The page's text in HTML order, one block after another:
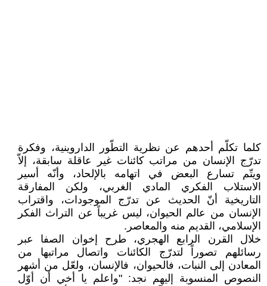
كلما تكلّم أحدهم عن نظرية التطّور الداروينية، وفكرة
تدرّج الإنسان من مراتب كائنات غير عاقلة سابقة، إلاّ
ويتّم تسارع البعض في اتهامه بالإلحاد، وأنّه أسير
الاستلاب الفكري المادي الغربي، ولكن المفارقة
التاريخية أنّ الحديث عن تدرّج الموجودات، واقتراب
الإنسان من عالم الحيوان، ليس غريباً عن التراث الفكر
الإسلامي، القديم منه والمعاصر.
خلال القرن الرابع الهجري، طرح إخوان الصفا عبر
رسائلهم تصوراً لتدرّج الكائنات واتصال مراتبها من
المعادن إلى النبات، فالحيوان، فالإنسان، ولعّل من أشهر
النصوص المنسوبة إليهم نجد: "واعلم يا أخي أن أوّل